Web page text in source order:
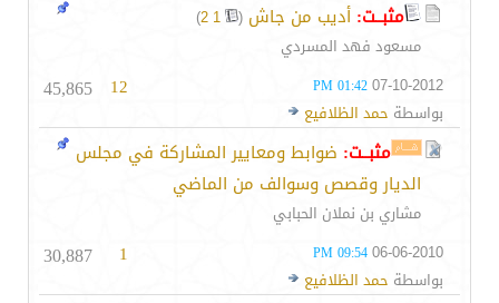
مثبــت: أديب من جاش (
1
2
)
مسعود فهد المسردي
07-10-2012
01:42 PM
بواسطة حمد الظلافيع
12
45,865
مثبــت: ضوابط ومعايير المشاركة في مجلس
الديار وقصص وسوالف من الماضي
مشاري بن نملان الحبابي
06-06-2010
09:54 PM
بواسطة حمد الظلافيع
1
30,887